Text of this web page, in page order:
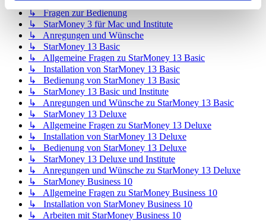
↳ Fragen zur Bedienung
↳ StarMoney 3 für Mac und Institute
↳ Anregungen und Wünsche
↳ StarMoney 13 Basic
↳ Allgemeine Fragen zu StarMoney 13 Basic
↳ Installation von StarMoney 13 Basic
↳ Bedienung von StarMoney 13 Basic
↳ StarMoney 13 Basic und Institute
↳ Anregungen und Wünsche zu StarMoney 13 Basic
↳ StarMoney 13 Deluxe
↳ Allgemeine Fragen zu StarMoney 13 Deluxe
↳ Installation von StarMoney 13 Deluxe
↳ Bedienung von StarMoney 13 Deluxe
↳ StarMoney 13 Deluxe und Institute
↳ Anregungen und Wünsche zu StarMoney 13 Deluxe
↳ StarMoney Business 10
↳ Allgemeine Fragen zu StarMoney Business 10
↳ Installation von StarMoney Business 10
↳ Arbeiten mit StarMoney Business 10